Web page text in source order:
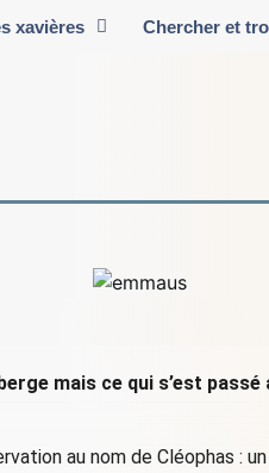
xavières Chercher et
mais ce qui s’est passé
au nom de Cléophas :